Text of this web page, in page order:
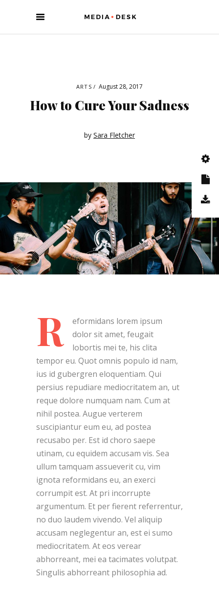
ARTS August 28, 2017
How to Cure Your Sadness
by Sara Fletcher
R
eformidans lorem ipsum
dolor sit amet, feugait
lobortis mei te, his clita
tempor eu. Quot omnis populo id nam,
ius id gubergren eloquentiam. Qui
persius repudiare mediocritatem an, ut
reque dolore numquam nam. Cum at
nihil postea. Augue verterem
suscipiantur eum eu, ad postea
recusabo per. Est id choro saepe
utinam, cu equidem accusam vis. Sea
ullum tamquam assueverit cu, vim
ignota reformidans eu, an exerci
corrumpit est. At pri incorrupte
argumentum. Et per fierent referrentur,
no duo laudem vivendo. Vel aliquip
accusam neglegentur an, est ei sumo
mediocritatem. At eos verear
abhorreant, mei ea tacimates volutpat.
Singulis abhorreant philosophia ad.